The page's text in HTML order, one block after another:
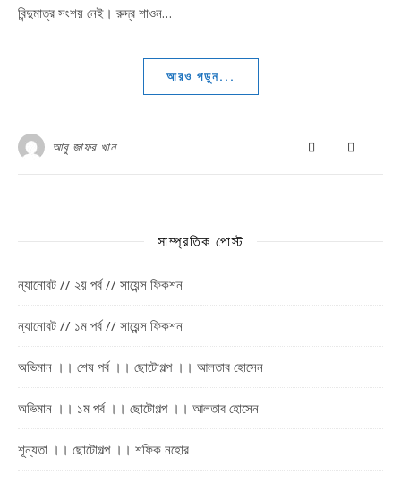
বিন্দুমাত্র সংশয় নেই। রুদ্র শাওন…
আরও পড়ুন...
আবু জাফর খান
সাম্প্রতিক পোস্ট
ন্যানোবট // ২য় পর্ব // সায়েন্স ফিকশন
ন্যানোবট // ১ম পর্ব // সায়েন্স ফিকশন
অভিমান ।। শেষ পর্ব ।। ছোটোগল্প ।। আলতাব হোসেন
অভিমান ।। ১ম পর্ব ।। ছোটোগল্প ।। আলতাব হোসেন
শূন্যতা ।। ছোটোগল্প ।। শফিক নহোর